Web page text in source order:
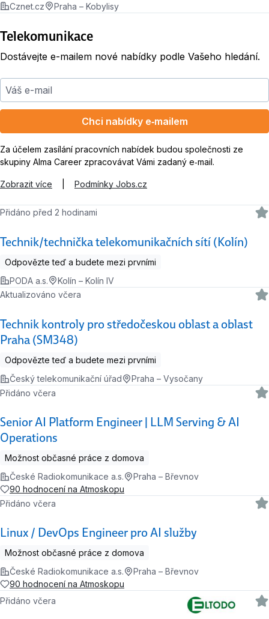
Cznet.cz
Praha – Kobylisy
Telekomunikace
Dostávejte e-mailem nové nabídky podle Vašeho hledání.
Váš e-mail
Chci nabídky e‑mailem
Za účelem zasílání pracovních nabídek budou společnosti ze
skupiny Alma Career zpracovávat Vámi zadaný e‑mail.
Zobrazit více Podmínky Jobs.cz
Technik/technička telekomunikačních sítí (Kolín)
Přidáno před 2 hodinami
Odpovězte teď a budete mezi prvními
PODA a.s.
Kolín – Kolín IV
Technik kontroly pro středočeskou oblast a oblast
Praha (SM348)
Aktualizováno včera
Odpovězte teď a budete mezi prvními
Český telekomunikační úřad
Praha – Vysočany
Senior AI Platform Engineer | LLM Serving & AI
Operations
Přidáno včera
Možnost občasné práce z domova
České Radiokomunikace a.s.
Praha – Břevnov
90 hodnocení na Atmoskopu
Linux / DevOps Engineer pro AI služby
Přidáno včera
Možnost občasné práce z domova
České Radiokomunikace a.s.
Praha – Břevnov
90 hodnocení na Atmoskopu
Přidáno včera